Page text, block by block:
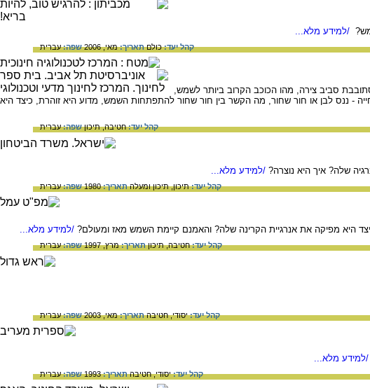
/למידע מלא...
קהל יעד:כולםתאריך:מאי, 2006 שפה:עברית
סביב צירה, מהו הכוכב הקרוב ביותר לשמש,
- ננס לבן או חור שחור, מה הקשר בין חור שחור להתפתחות השמש, מדוע היא זוהרת, כיצד היא
קהל יעד:חטיבה,תיכוןשפה:עברית
שלה? איך היא נוצרה? /למידע מלא...
קהל יעד:תיכון,תיכון ומעלהתאריך:1980 שפה:עברית
היא מפיקה את אנרגיית הקרינה שלה? והאמנם קיימת השמש מאז ומעולם? /למידע מלא...
קהל יעד:חטיבה,תיכוןתאריך:מרץ, 1997 שפה:עברית
קהל יעד:יסודי,חטיבהתאריך:מאי, 2003 שפה:עברית
/למידע מלא...
קהל יעד:יסודי,חטיבהתאריך:1993 שפה:עברית